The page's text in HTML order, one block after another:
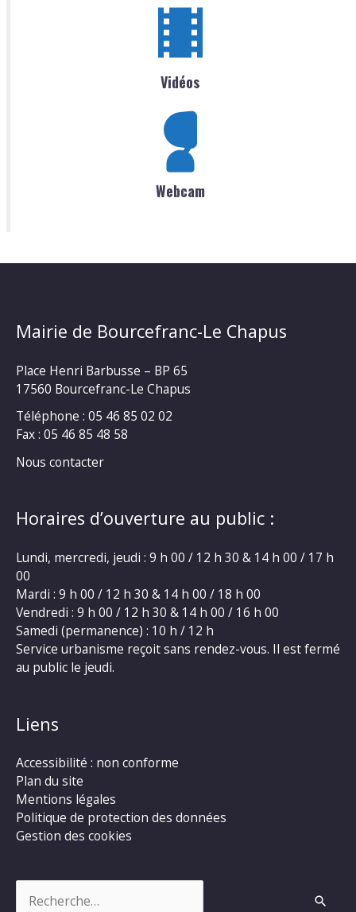
Vidéos
Webcam
Mairie de Bourcefranc-Le Chapus
Place Henri Barbusse – BP 65
17560 Bourcefranc-Le Chapus
Téléphone : 05 46 85 02 02
Fax : 05 46 85 48 58
Nous contacter
Horaires d’ouverture au public :
Lundi, mercredi, jeudi : 9 h 00 / 12 h 30 & 14 h 00 / 17 h
00
Mardi : 9 h 00 / 12 h 30 & 14 h 00 / 18 h 00
Vendredi : 9 h 00 / 12 h 30 & 14 h 00 / 16 h 00
Samedi (permanence) : 10 h / 12 h
Service urbanisme reçoit sans rendez-vous. Il est fermé
au public le jeudi.
Liens
Accessibilité : non conforme
Plan du site
Mentions légales
Politique de protection des données
Gestion des cookies